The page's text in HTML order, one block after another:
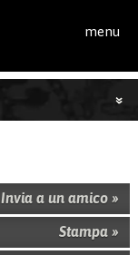
menu
Invia a un amico »
Stampa »